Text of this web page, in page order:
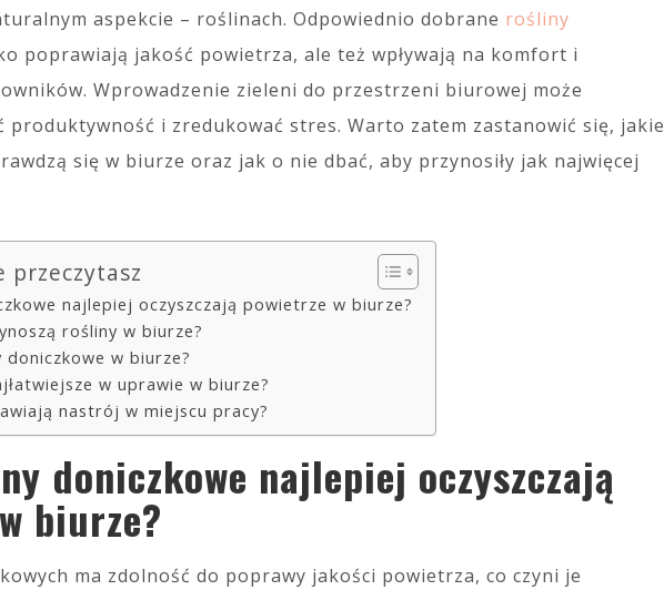
aspekcie – roślinach. Odpowiednio dobrane rośliny
poprawiają jakość powietrza, ale też wpływają na komfort i
Wprowadzenie zieleni do przestrzeni biurowej może
produktywność i zredukować stres. Warto zatem zastanowić się, jakie
się w biurze oraz jak o nie dbać, aby przynosiły jak najwięcej
najlepiej oczyszczają powietrze w biurze?
rośliny w biurze?
doniczkowe w biurze?
w uprawie w biurze?
nastrój w miejscu pracy?
doniczkowe najlepiej oczyszczają
biurze?
ma zdolność do poprawy jakości powietrza, co czyni je